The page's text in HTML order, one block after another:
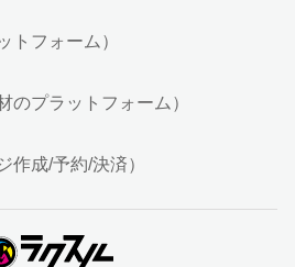
トフォーム）
のプラットフォーム）
作成/予約/決済）